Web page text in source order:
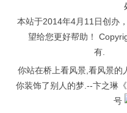
本站于2014年4月11日创办
望给您更好帮助！
有.
你站在桥上看风景,看风景的
你装饰了别人的梦.--卞之琳
号